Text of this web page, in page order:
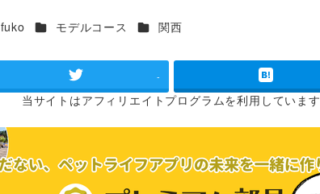
fuko カテゴリー
モデルコース カテゴリー
関西
-
当サイトはアフィリエイトプログラムを利用しています